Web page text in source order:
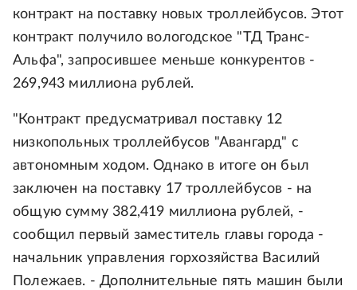
контракт на поставку новых троллейбусов. Этот
контракт получило вологодское "ТД Транс-
Альфа", запросившее меньше конкурентов -
269,943 миллиона рублей.
"Контракт предусматривал поставку 12
низкопольных троллейбусов "Авангард" с
автономным ходом. Однако в итоге он был
заключен на поставку 17 троллейбусов - на
общую сумму 382,419 миллиона рублей, -
сообщил первый заместитель главы города -
начальник управления горхозяйства Василий
Полежаев. - Дополнительные пять машин были